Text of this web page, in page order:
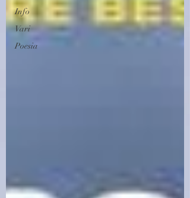
Info
Vari
Poesia